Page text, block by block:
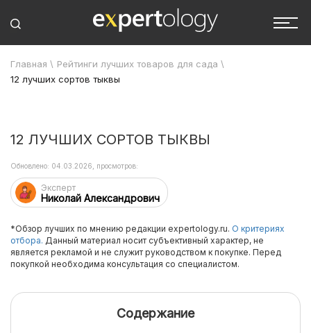
Главная \ Рейтинги лучших товаров для сада \
12 лучших сортов тыквы
12 ЛУЧШИХ СОРТОВ ТЫКВЫ
Эксперт
Николай Александрович
Обновлено: 04.03.2026, просмотров:
*Обзор лучших по мнению редакции expertology.ru. О критериях
отбора. Данный материал носит субъективный характер, не
является рекламой и не служит руководством к покупке. Перед
покупкой необходима консультация со специалистом.
Содержание